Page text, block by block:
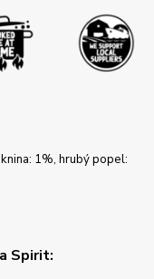
1%, hrubý popel:
Spirit: